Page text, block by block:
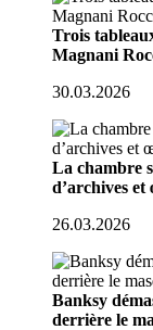
Trois
Magnani
30.03.2026
La chambre
d’archives
26.03.2026
Banksy
derrière le